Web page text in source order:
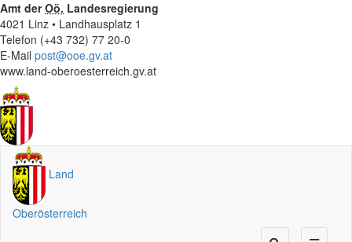
Amt derOö. Landesregierung
4021 Linz • Landhausplatz 1
Telefon (+43 732) 77 20-0
E-Mail post@ooe.gv.at
www.land-oberoesterreich.gv.at
Land
Oberösterreich